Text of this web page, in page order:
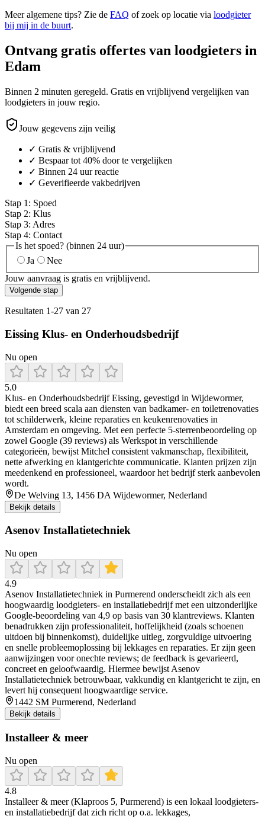
Meer algemene tips? Zie de FAQ of zoek op locatie via loodgieter
bij mij in de buurt.
Ontvang gratis offertes van loodgieters in
Edam
Binnen 2 minuten geregeld. Gratis en vrijblijvend vergelijken van
loodgieters in jouw regio.
Jouw gegevens zijn veilig
✓ Gratis & vrijblijvend
✓ Bespaar tot 40% door te vergelijken
✓ Binnen 24 uur reactie
✓ Geverifieerde vakbedrijven
Stap 1 : Spoed
Stap 2: Klus
Stap 3: Adres
Stap 4: Contact
Is het spoed? (binnen 24 uur)
Ja
Nee
Jouw aanvraag is gratis en vrijblijvend.
Volgende stap
Resultaten 1-27 van 27
Eissing Klus- en Onderhoudsbedrijf
Nu open
5.0
Klus‑ en Onderhoudsbedrijf Eissing, gevestigd in Wijdewormer,
biedt een breed scala aan diensten van badkamer- en toiletrenovaties
tot schilderwerk, kleine reparaties en keukenrenovaties in
Amsterdam en omgeving. Met een perfecte 5-sterrenbeoordeling op
zowel Google (39 reviews) als Werkspot in verschillende
categorieën, bewijst Mitchel consistent vakmanschap, flexibiliteit,
nette afwerking en klantgerichte communicatie. Klanten prijzen zijn
meedenkend en professioneel, waardoor het bedrijf sterk aanbevolen
wordt.
De Welving 13, 1456 DA Wijdewormer, Nederland
Bekijk details
Asenov Installatietechniek
Nu open
4.9
Asenov Installatietechniek in Purmerend onderscheidt zich als een
hoogwaardig loodgieters- en installatiebedrijf met een uitzonderlijke
Google-beoordeling van 4,9 op basis van 30 klantreviews. Klanten
benadrukken zijn professionaliteit, hoffelijkheid (zoals schoenen
uitdoen bij binnenkomst), duidelijke uitleg, zorgvuldige uitvoering
en snelle probleemoplossing bij lekkages en reparaties. Er zijn geen
aanwijzingen voor onechte reviews; de feedback is gevarieerd,
concreet en geloofwaardig. Hiermee bewijst Asenov
Installatietechniek betrouwbaar, vakkundig en klantgericht te zijn, en
levert hij consequent hoogwaardige service.
1442 SM Purmerend, Nederland
Bekijk details
Installeer & meer
Nu open
4.8
Installeer & meer (Klaproos 5, Purmerend) is een lokaal loodgieters-
en installatiebedrijf dat zich richt op o.a. lekkages,